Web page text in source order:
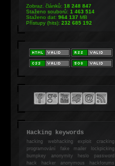
Zobraz. článků:18 248 847
Staženo souborů:1 463 514
Staženo dat:964 137MB
Přístupy (hits):232 685 192
Hacking keywords
hackingwebhacking exploit cracking
programování fake mailer lockpicking
bumpkey anonymity heslo password
hackhacker anonymous hackforums